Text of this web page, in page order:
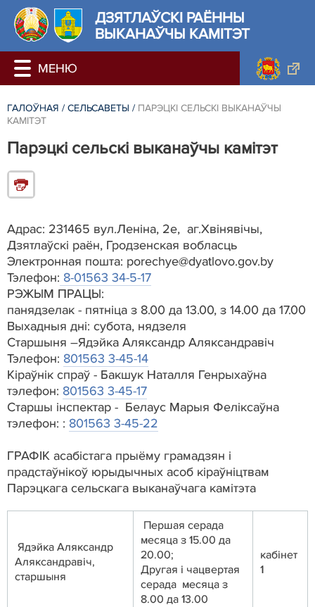
ДЗЯТЛАЎСКІ РАЁННЫ
ВЫКАНАЎЧЫ КАМІТЭТ
ГАЛОЎНАЯ / СЕЛЬСАВЕТЫ / ПАРЭЦКІ СЕЛЬСКІ ВЫКАНАЎЧЫ
КАМІТЭТ
Парэцкі сельскі выканаўчы камітэт
Адрас: 231465 вул.Леніна, 2е, аг.Хвінявічы,
Дзятлаўскі раён, Гродзенская вобласць
Электронная пошта: porechye@dyatlovo.gov.by
Тэлефон: 8-01563 34-5-17
РЭЖЫМ ПРАЦЫ:
панядзелак - пятніца з 8.00 да 13.00, з 14.00 да 17.00
Выхадныя дні: субота, нядзеля
Старшыня –Ядэйка Аляксандр Аляксандравіч
Тэлефон: 801563 3-45-14
Кіраўнік спраў - Бакшук Наталля Генрыхаўна
тэлефон: 801563 3-45-17
Старшы інспектар - Белаус Марыя Феліксаўна
тэлефон: : 801563 3-45-22
ГРАФІК асабістага прыёму грамадзян і
прадстаўнікоў юрыдычных асоб кіраўніцтвам
Парэцкага сельскага выканаўчага камітэта
Ядэйка Аляксандр
Аляксандравіч,
старшыня
Першая серада
месяца з 15.00 да
20.00;
Другая і чацвертая
серада месяца з
8.00 да 13.00
кабінет
1